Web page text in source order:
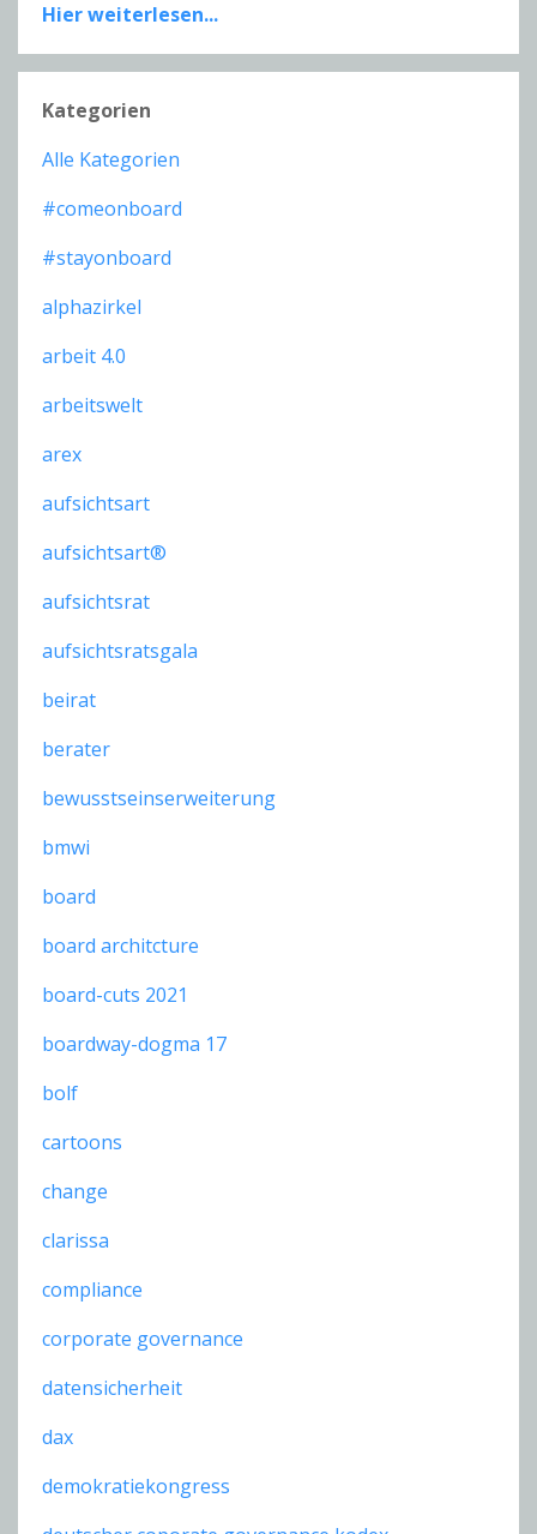
Hier weiterlesen...
Kategorien
Alle Kategorien
#comeonboard
#stayonboard
alphazirkel
arbeit 4.0
arbeitswelt
arex
aufsichtsart
aufsichtsart®
aufsichtsrat
aufsichtsratsgala
beirat
berater
bewusstseinserweiterung
bmwi
board
board architcture
board-cuts 2021
boardway-dogma 17
bolf
cartoons
change
clarissa
compliance
corporate governance
datensicherheit
dax
demokratiekongress